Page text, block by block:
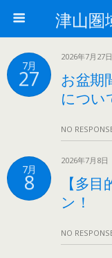
津山圏
7月
27
2026年7月27日
お盆期
につい
NO
7月
8
2026年7月8日
【多
ン！
NO